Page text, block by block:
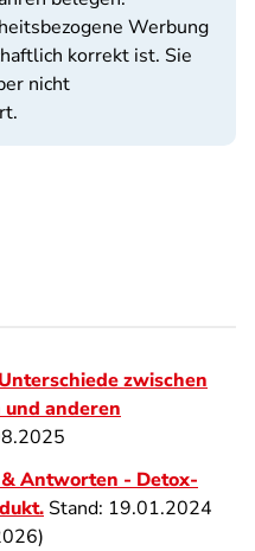
Werbung
korrekt ist. Sie
nicht
Unterschiede zwischen
anderen
Antworten - Detox-
Stand: 19.01.2024